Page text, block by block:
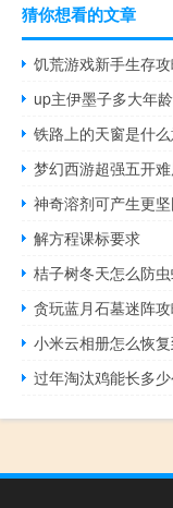
猜你想看的文章
饥荒游戏新手生存
up主伊墨子多大年龄
铁路上的天窗是什
梦幻西游超强五开
神奇溶剂可产生更
解方程课标要求
桔子树冬天怎么防
贪玩蓝月石墓迷阵
小米云相册怎么恢复
过年淘汰鸡能长多